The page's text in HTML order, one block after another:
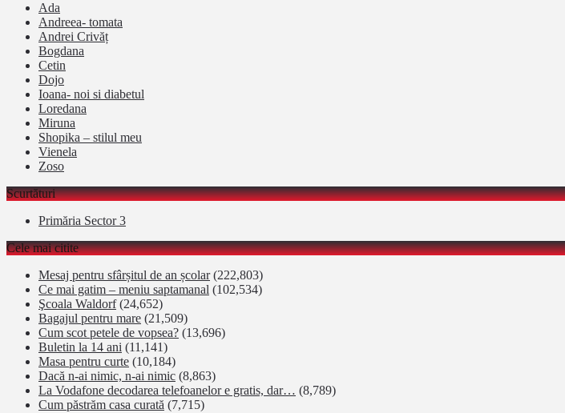
Ada
Andreea- tomata
Andrei Crivăț
Bogdana
Cetin
Dojo
Ioana- noi si diabetul
Loredana
Miruna
Shopika – stilul meu
Vienela
Zoso
Scurtături
Primăria Sector 3
Cele mai citite
Mesaj pentru sfârșitul de an școlar (222,803)
Ce mai gatim – meniu saptamanal (102,534)
Şcoala Waldorf (24,652)
Bagajul pentru mare (21,509)
Cum scot petele de vopsea? (13,696)
Buletin la 14 ani (11,141)
Masa pentru curte (10,184)
Dacă n-ai nimic, n-ai nimic (8,863)
La Vodafone decodarea telefoanelor e gratis, dar… (8,789)
Cum păstrăm casa curată (7,715)